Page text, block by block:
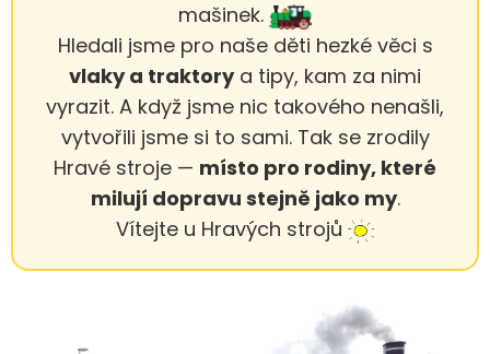
mašinek.
Hledali jsme pro naše děti hezké věci s
vlaky a traktorya tipy, kam za nimi
vyrazit. A když jsme nic takového nenašli,
vytvořili jsme si to sami. Tak se zrodily
Hravé stroje — místo pro rodiny, které
milují dopravu stejně jako my.
Vítejte u Hravých strojů